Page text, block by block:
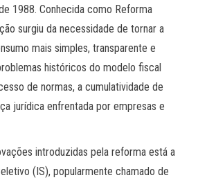
1988. Conhecida como Reforma
surgiu da necessidade de tornar a
mais simples, transparente e
históricos do modelo fiscal
de normas, a cumulatividade de
jurídica enfrentada por empresas e
introduzidas pela reforma está a
(IS), popularmente chamado de